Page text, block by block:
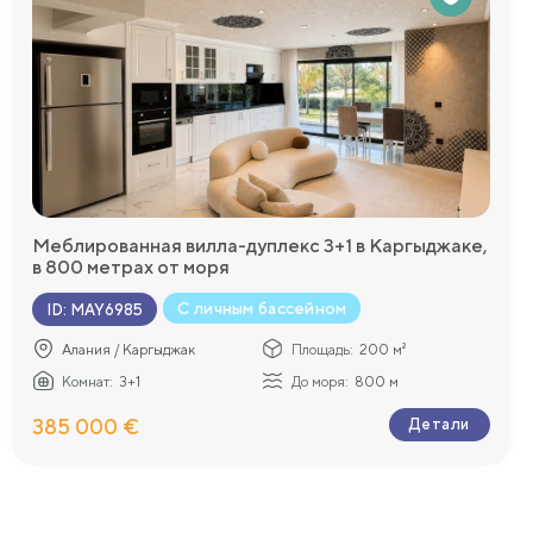
мировым
пищи.
Меблированная вилла-дуплекс 3+1 в Каргыджаке,
в 800 метрах от моря
ID: MAY6985 С личным бассейном
Алания / Каргыджак Площадь: 200 м²
Комнат: 3+1 До моря: 800 м
385 000 € Детали